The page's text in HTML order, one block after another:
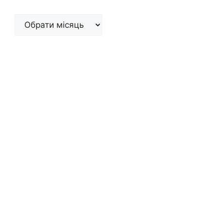
Архіви